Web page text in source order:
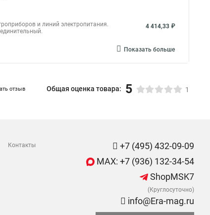
и линий электропитания.
4 414,33 ₽
Показать больше
отзыв Общая оценка товара: 5 1
Контакты
+7 (495) 432-09-09
MAX: +7 (936) 132-34-54
ShopMSK7
(Круглосуточно)
info@Era-mag.ru